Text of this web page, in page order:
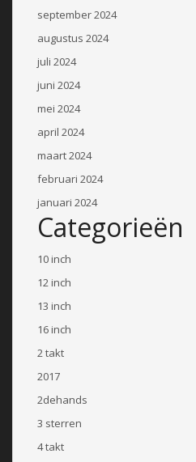
september 2024
augustus 2024
juli 2024
juni 2024
mei 2024
april 2024
maart 2024
februari 2024
januari 2024
Categorieën
10 inch
12 inch
13 inch
16 inch
2 takt
2017
2dehands
3 sterren
4 takt